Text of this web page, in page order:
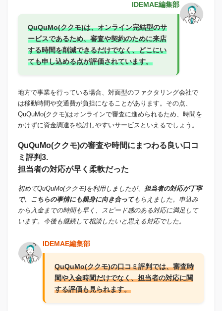
IDEMAE編集部
QuQuMo(ククモ)は、オンライン完結型のサ
ービスであるため、審査や契約のために来店
する時間を削減できるだけでなく、どこにい
ても申し込める点が評価されています。
地方で事業を行っている場合、対面型のファクタリング会社で
は移動時間や交通費が負担になることがあります。その点、
QuQuMo(ククモ)はオンラインで審査に進められるため、時間を
かけずに資金調達を検討しやすいサービスといえるでしょう。
QuQuMo(ククモ)の審査や時間にまつわる良い口コ
ミ評判3.
担当者の対応が早く柔軟だった
初めてQuQuMo(ククモ)を利用しましたが、 担当者の対応が丁寧
で、こちらの事情にも親身に向き合ってもらえました。申込み
から入金までの時間も早く、スピード感のある対応に満足して
います。今後も継続して相談したいと思える対応でした。
IDEMAE編集部
QuQuMo(ククモ)の口コミ評判では、審査時
間や入金時間だけでなく、担当者の対応に関
する評価も見られます。